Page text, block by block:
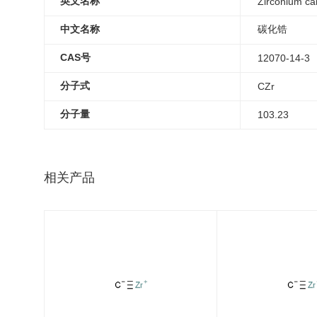
中文名称 碳化锆
CAS号 12070-14-3
分子式 CZr
分子量 103.23
相关产品